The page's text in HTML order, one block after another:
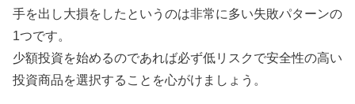
手を出し大損をしたというのは非常に多い失敗パターンの
1つです。
少額投資を始めるのであれば必ず低リスクで安全性の高い
投資商品を選択することを心がけましょう。